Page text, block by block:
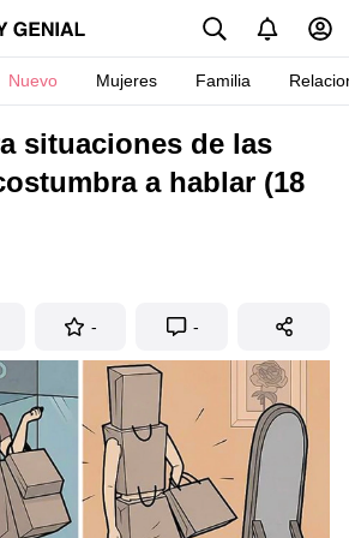
Nuevo Mujeres Familia
situaciones de las
a hablar (18
- -